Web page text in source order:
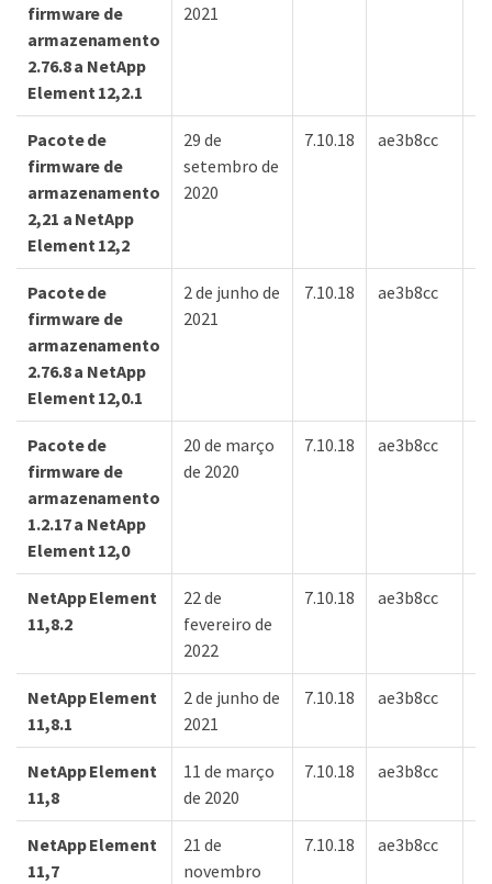
firmware de
armazenamento
2.76.8 a NetApp
Element 12,2.1
2021
Pacote de
firmware de
armazenamento
2,21 a NetApp
Element 12,2
29 de
setembro de
2020
7.10.18 ae3b8cc
Pacote de
firmware de
armazenamento
2.76.8 a NetApp
Element 12,0.1
2 de junho de
2021
7.10.18 ae3b8cc
Pacote de
firmware de
armazenamento
1.2.17 a NetApp
Element 12,0
20 de março
de 2020
7.10.18 ae3b8cc
NetApp Element
11,8.2
22 de
fevereiro de
2022
7.10.18 ae3b8cc
NetApp Element
11,8.1
2 de junho de
2021
7.10.18 ae3b8cc
NetApp Element
11,8
11 de março
de 2020
7.10.18 ae3b8cc
NetApp Element
11,7
21 de
novembro
7.10.18 ae3b8cc